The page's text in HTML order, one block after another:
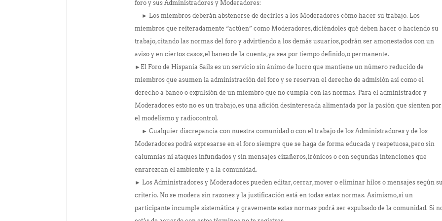
foro y sus Administradores y Moderadores:
► Los miembros deberán abstenerse de decirles a los Moderadores cómo hacer su trabajo. Los
miembros que reiteradamente “actúen” como Moderadores, diciéndoles qué deben hacer o haciendo su
trabajo, citando las normas del foro y advirtiendo a los demás usuarios, podrán ser amonestados con un
aviso y en ciertos casos, el baneo de la cuenta, ya sea por tiempo definido, o permanente.
►El Foro de Hispania Sails es un servicio sin ánimo de lucro que mantiene un número reducido de
miembros que asumen la administración del foro y se reservan el derecho de admisión así como el
derecho a baneo o expulsión de un miembro que no cumpla con las normas. Para el administrador y
Moderadores esto no es un trabajo, es una afición desinteresada alimentada por la pasión que sienten por
el modelismo y radiocontrol.
► Cualquier discrepancia con nuestra comunidad o con el trabajo de los Administradores y de los
Moderadores podrá expresarse en el foro siempre que se haga de forma educada y respetuosa, pero sin
calumnias ni ataques infundados y sin mensajes cizañeros, irónicos o con segundas intenciones que
enrarezcan el ambiente y a la comunidad.
► Los Administradores y Moderadores pueden editar, cerrar, mover o eliminar hilos o mensajes según
criterio. No se modera sin razones y la justificación está en todas estas normas. Asimismo, si un
participante incumple sistemática y gravemente estas normas podrá ser expulsado de la comunidad. Si